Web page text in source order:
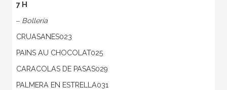
7 H
‒Bollería
CRUASANES023
PAINS AU CHOCOLAT025
CARACOLAS DE PASAS029
PALMERA EN ESTRELLA031